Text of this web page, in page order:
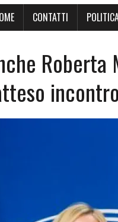
CONTATTI
Roberta